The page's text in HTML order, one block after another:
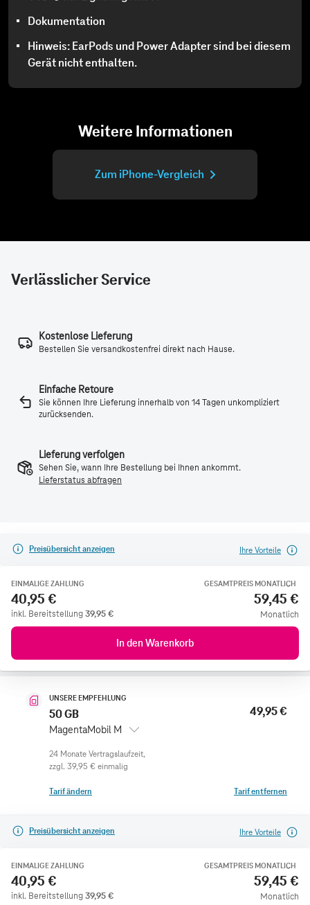
Verlässlicher Service
Kostenlose Lieferung
Bestellen Sie versandkostenfrei direkt nach Hause.
Einfache Retoure
Sie können Ihre Lieferung innerhalb von 14 Tagen unkompliziert
zurücksenden.
Lieferung verfolgen
Sehen Sie, wann Ihre Bestellung bei Ihnen ankommt.
Lieferstatus abfragen
Preisübersicht anzeigen Ihre Vorteile
EINMALIGE ZAHLUNG
40,95 €
inkl. Bereitstellung39,95€
GESAMTPREIS MONATLICH
59,45 €
Monatlich
In den Warenkorb
UNSERE EMPFEHLUNG
50 GB
MagentaMobil M
49,95 €
zzgl. 39,95 € einmalig
Tarif ändern Tarif entfernen
Preisübersicht anzeigen Ihre Vorteile
EINMALIGE ZAHLUNG
40,95 €
inkl. Bereitstellung39,95€
GESAMTPREIS MONATLICH
59,45 €
Monatlich